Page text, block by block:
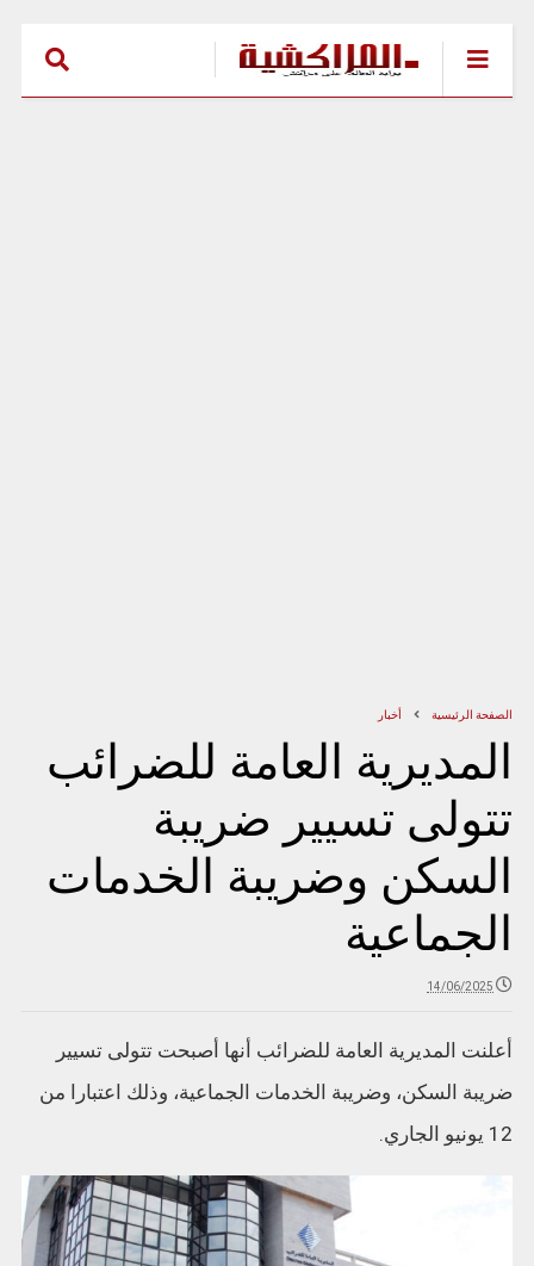
الصفحة الرئيسية أخبار
المديرية العامة للضرائب
تتولى تسيير ضريبة
السكن وضريبة الخدمات
الجماعية
14/06/2025
أعلنت المديرية العامة للضرائب أنها أصبحت تتولى تسيير
ضريبة السكن، وضريبة الخدمات الجماعية، وذلك اعتبارا من
12 يونيو الجاري.